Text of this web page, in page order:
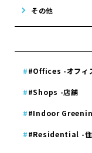
その他
#Offices -オフィ
#Shops -店舗
#Indoor
#Residential -住